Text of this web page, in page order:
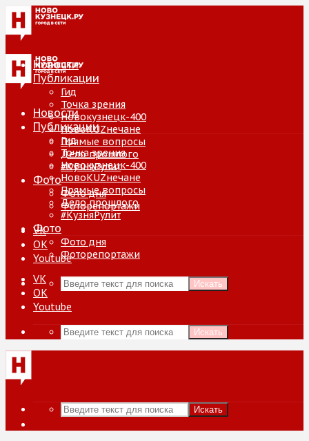
Новости
Публикации
Гид
Точка зрения
Новокузнецк-400
НовоKUZнечане
Прямые вопросы
Дело прошлого
#КузняРулит
Фото
Фото дня
Фоторепортажи
VK
ОК
Youtube
Искать
Новости
Публикации
Гид
Точка зрения
Новокузнецк-400
НовоKUZнечане
Прямые вопросы
Дело прошлого
#КузняРулит
Фото
Фото дня
Фоторепортажи
VK
ОК
Youtube
Искать
Искать